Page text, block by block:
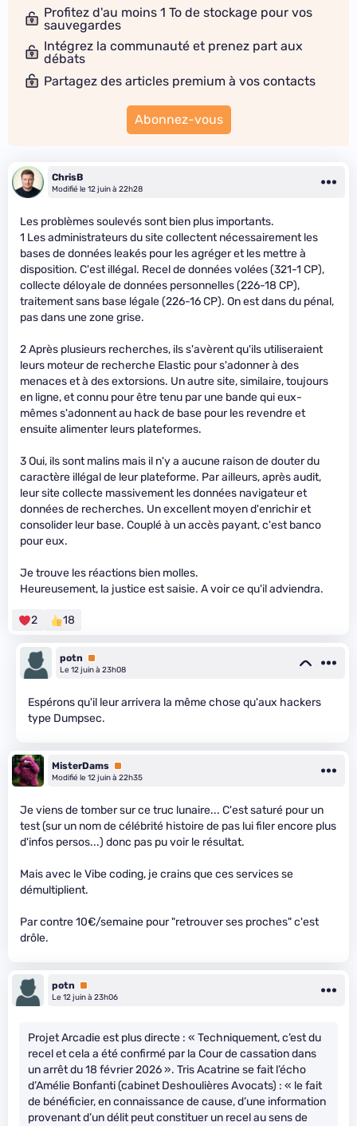
Profitez d'au moins 1 To de stockage pour vos
sauvegardes
Intégrez la communauté et prenez part aux
débats
Partagez des articles premium à vos contacts
Abonnez-vous
ChrisB
Modifié le 12 juin à 22h28
Les problèmes soulevés sont bien plus importants.
1 Les administrateurs du site collectent nécessairement les
bases de données leakés pour les agréger et les mettre à
disposition. C'est illégal. Recel de données volées (321-1 CP),
collecte déloyale de données personnelles (226-18 CP),
traitement sans base légale (226-16 CP). On est dans du pénal,
pas dans une zone grise.
2 Après plusieurs recherches, ils s'avèrent qu'ils utiliseraient
leurs moteur de recherche Elastic pour s'adonner à des
menaces et à des extorsions. Un autre site, similaire, toujours
en ligne, et connu pour être tenu par une bande qui eux-
mêmes s'adonnent au hack de base pour les revendre et
ensuite alimenter leurs plateformes.
3 Oui, ils sont malins mais il n'y a aucune raison de douter du
caractère illégal de leur plateforme. Par ailleurs, après audit,
leur site collecte massivement les données navigateur et
données de recherches. Un excellent moyen d'enrichir et
consolider leur base. Couplé à un accès payant, c'est banco
pour eux.
Je trouve les réactions bien molles.
Heureusement, la justice est saisie. A voir ce qu'il adviendra.
2 18
potn
Premium
Le 12 juin à 23h08
Espérons qu'il leur arrivera la même chose qu'aux hackers
type Dumpsec.
MisterDams Premium
Modifié le 12 juin à 22h35
Je viens de tomber sur ce truc lunaire... C'est saturé pour un
test (sur un nom de célébrité histoire de pas lui filer encore plus
d'infos persos...) donc pas pu voir le résultat.
Mais avec le Vibe coding, je crains que ces services se
démultiplient.
Par contre 10€/semaine pour "retrouver ses proches" c'est
drôle.
potn
Premium
Le 12 juin à 23h06
Projet Arcadie est plus directe : « Techniquement, c’est du
recel et cela a été confirmé par la Cour de cassation dans
un arrêt du 18 février 2026 ». Tris Acatrine se fait l’écho
d’Amélie Bonfanti (cabinet Deshoulières Avocats) : « le fait
de bénéficier, en connaissance de cause, d’une information
provenant d’un délit peut constituer un recel au sens de